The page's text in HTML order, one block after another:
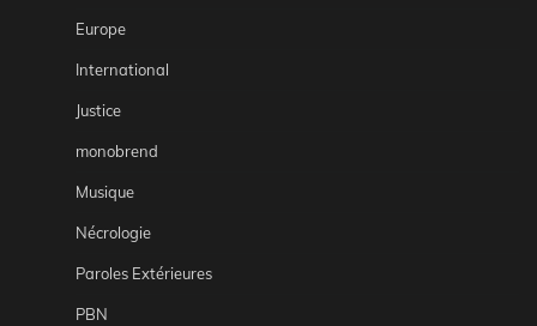
Europe
International
Justice
monobrend
Musique
Nécrologie
Paroles Extérieures
PBN